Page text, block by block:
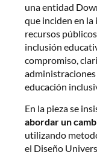
una entidad
que inciden en
recursos
inclusión
compromiso,
administraciones
educación
En la pieza se
abordar un
utilizando
el Diseño